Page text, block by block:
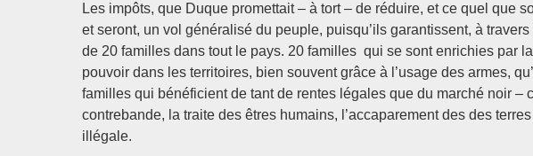
Les impôts, que Duque promettait – à tort – de réduire, et ce quel que
et seront, un vol généralisé du peuple, puisqu’ils garantissent, à
de 20 familles dans tout le pays. 20 familles qui se sont enrichies par
pouvoir dans les territoires, bien souvent grâce à l’usage des armes,
familles qui bénéficient de tant de rentes légales que du marché noir –
contrebande, la traite des êtres humains, l’accaparement des des
illégale.